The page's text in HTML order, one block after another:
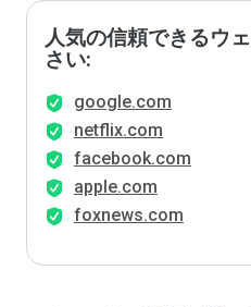
人気の信頼できるウ
さい:
google.com
netflix.com
facebook.com
apple.com
foxnews.com